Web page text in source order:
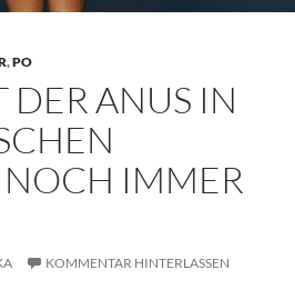
,PO
DER ANUS IN
NOCH IMMER
KOMMENTAR HINTERLASSEN